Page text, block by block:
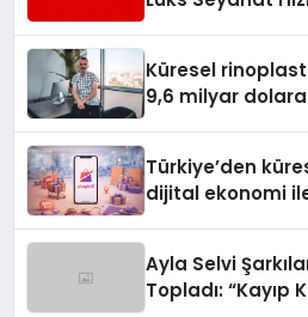
Küresel
9,6 milyar
Türkiye’den
dijital ekonomi
Ayla Selvi
Topladı: “Kayıp